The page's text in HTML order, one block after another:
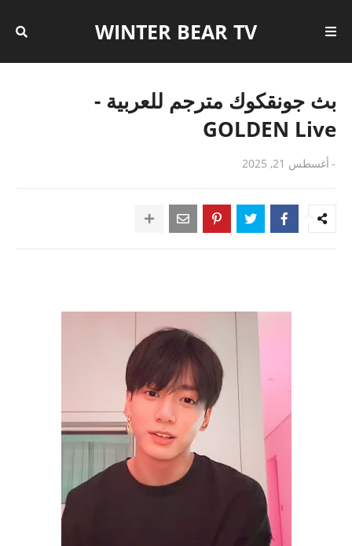
WINTER BEAR TV
بث جونقكوك مترجم للعربية -
GOLDEN Live
- أغسطس 21, 2025